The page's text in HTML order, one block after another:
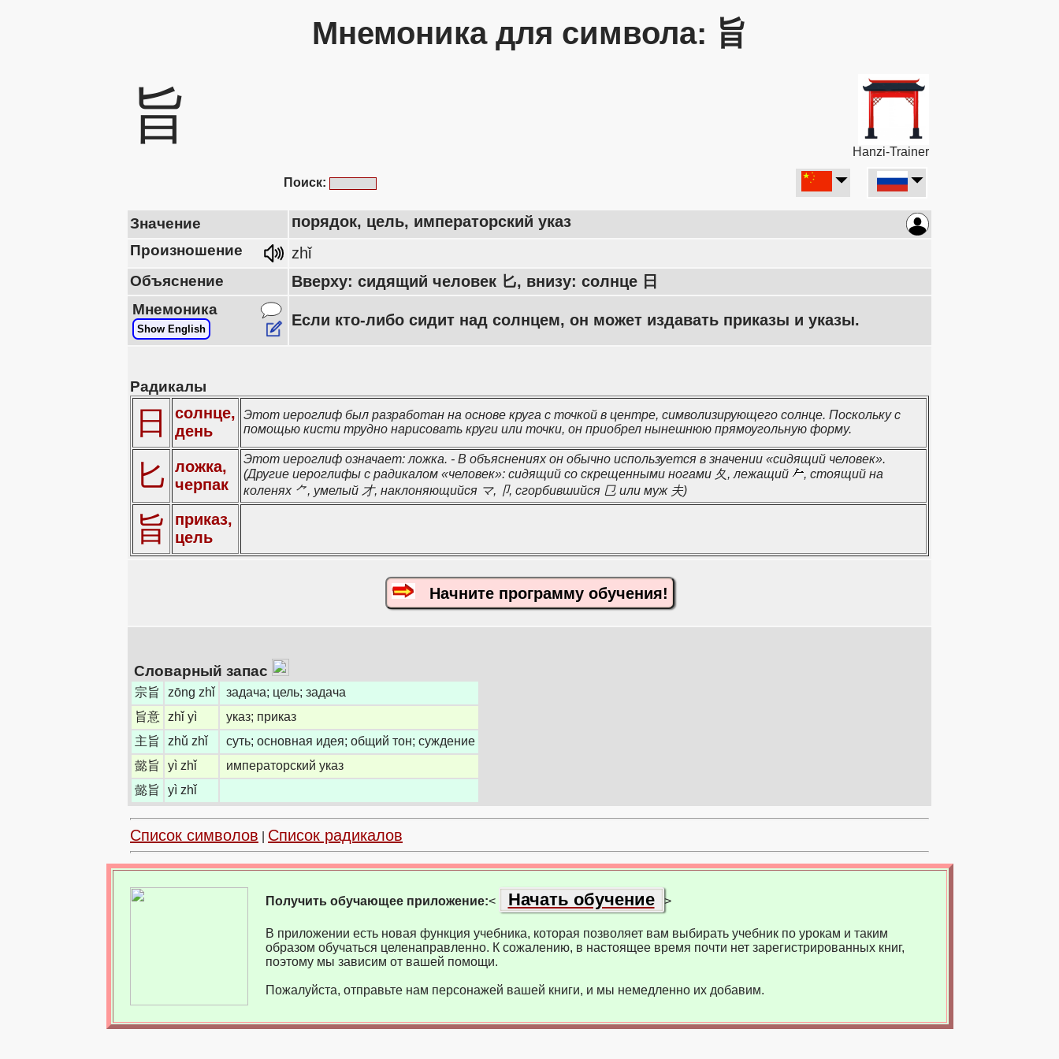
Мнемоника для символа: 旨
旨
Hanzi-Trainer
Поиск:
Значение порядок, цель, императорский указ
Произношение zhǐ
Объяснение Вверху: сидящий человек 匕, внизу: солнце 日
Мнемоника
Show English
Если кто-либо сидит над солнцем, он может издавать приказы и указы.
Радикалы
日
солнце,
день
Этот иероглиф был разработан на основе круга с точкой в центре, символизирующего солнце. Поскольку с
помощью кисти трудно нарисовать круги или точки, он приобрел нынешнюю прямоугольную форму.
匕
ложка,
черпак
Этот иероглиф означает: ложка. - В объяснениях он обычно используется в значении «сидящий человек».
(Другие иероглифы с радикалом «человек»: сидящий со скрещенными ногами 夂, лежащий
, стоящий на
коленях ⺈, умелый 才, наклоняющийся マ,卩, сгорбившийся 㔾 или муж 夫)
旨
приказ,
цель
Начните программу обучения!
Словарный запас
宗旨 zōng zhǐ
задача; цель; задача
旨意 zhǐ yì
указ; приказ
主旨
zhǔ zhǐ
суть; основная идея; общий тон; суждение
懿旨
yì zhǐ
императорский указ
懿旨
yì zhǐ
Список символов Список радикалов
Получить обучающее приложение:< Начать обучение >
В приложении есть новая функция учебника, которая позволяет вам выбирать учебник по урокам и таким
образом обучаться целенаправленно. К сожалению, в настоящее время почти нет зарегистрированных книг,
поэтому мы зависим от вашей помощи.
Пожалуйста, отправьте нам персонажей вашей книги, и мы немедленно их добавим.